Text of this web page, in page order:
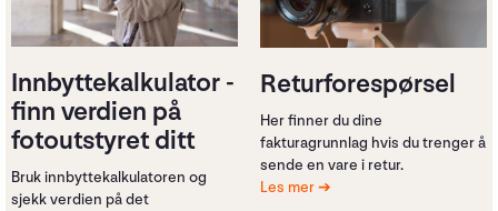
Innbyttekalkulator -
finn verdien på
fotoutstyret ditt
Bruk innbyttekalkulatoren og
sjekk verdien på det
Returforespørsel
Her finner du dine
fakturagrunnlag hvis du trenger å
sende en vare i retur.
Les mer